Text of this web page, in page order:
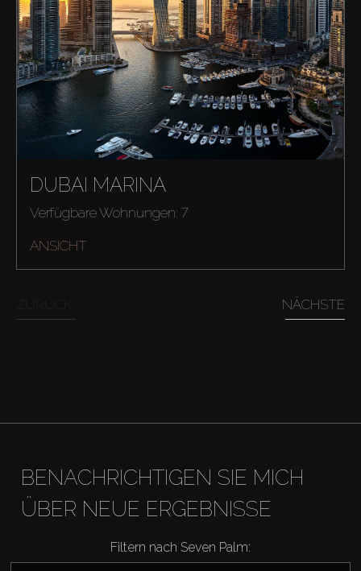
Verkaufen
Off-Plan
About Us
DUBAI MARINA
Verfügbare Wohnungen: 7
ANSICHT
NÄCHSTE
BENACHRICHTIGEN SIE MICH
ÜBER NEUE ERGEBNISSE
Filtern nach Seven Palm: